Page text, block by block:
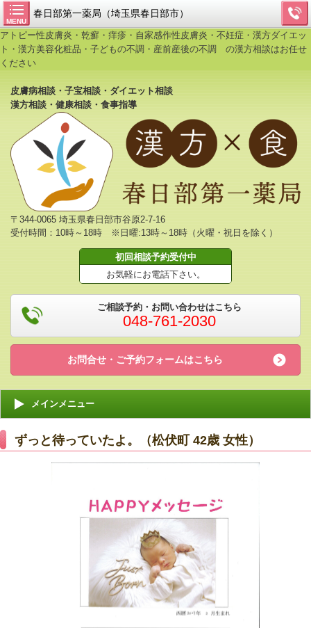
MENU
春日部第一薬局（埼玉県春日部市）
アトピー性皮膚炎・乾癬・痒疹・自家感作性皮膚炎・不妊症・漢方ダイエッ
ト・漢方美容化粧品・子どもの不調・産前産後の不調 の漢方相談はお任せ
ください
皮膚病相談・子宝相談・ダイエット相談
漢方相談・健康相談・食事指導
〒344-0065 埼玉県春日部市谷原2-7-16
受付時間：10時～18時 ※日曜:13時～18時（火曜・祝日を除く）
初回相談予約受付中
お気軽にお電話下さい。
ご相談予約・お問い合わせはこちら
048-761-2030
お問合せ・ご予約フォームはこちら
メインメニュー
ずっと待っていたよ。（松伏町 42歳 女性）